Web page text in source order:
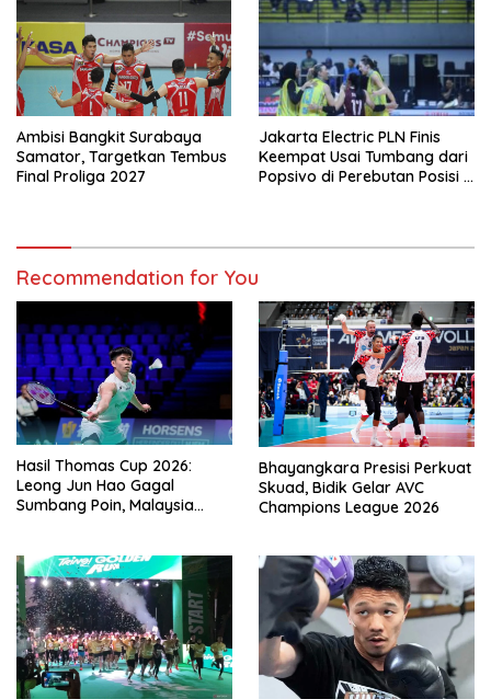
Ambisi Bangkit Surabaya
Samator, Targetkan Tembus
Final Proliga 2027
Jakarta Electric PLN Finis
Keempat Usai Tumbang dari
Popsivo di Perebutan Posisi 3
Recommendation for You
Hasil Thomas Cup 2026:
Leong Jun Hao Gagal
Sumbang Poin, Malaysia
Bhayangkara Presisi Perkuat
Skuad, Bidik Gelar AVC
Champions League 2026